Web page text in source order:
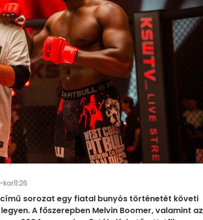
sorozat egy fiatal bunyós történetét követi
A főszerepben Melvin Boomer, valamint az